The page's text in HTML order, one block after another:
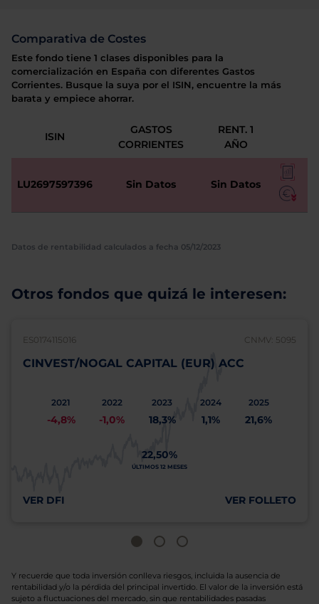
Comparativa de Costes
Este fondo tiene 1 clases disponibles para la
comercialización en España con diferentes Gastos
Corrientes. Busque la suya por el ISIN, encuentre la más
barata y empiece ahorrar.
ISIN
GASTOS
CORRIENTES
RENT. 1
AÑO
LU2697597396 Sin Datos Sin Datos
Datos de rentabilidad calculados a fecha 05/12/2023
Otros fondos que quizá le interesen:
ES0174115016 CNMV: 5095
CINVEST/NOGAL CAPITAL (EUR) ACC
2021
-4,8%
2022
-1,0%
2023
18,3%
2024
1,1%
2025
21,6%
22,50%
ÚLTIMOS 12 MESES
VER DFI VER FOLLETO
Y recuerde que toda inversión conlleva riesgos, incluida la ausencia de
rentabilidad y/o la pérdida del principal invertido. El valor de la inversión está
sujeto a fluctuaciones del mercado, sin que rentabilidades pasadas